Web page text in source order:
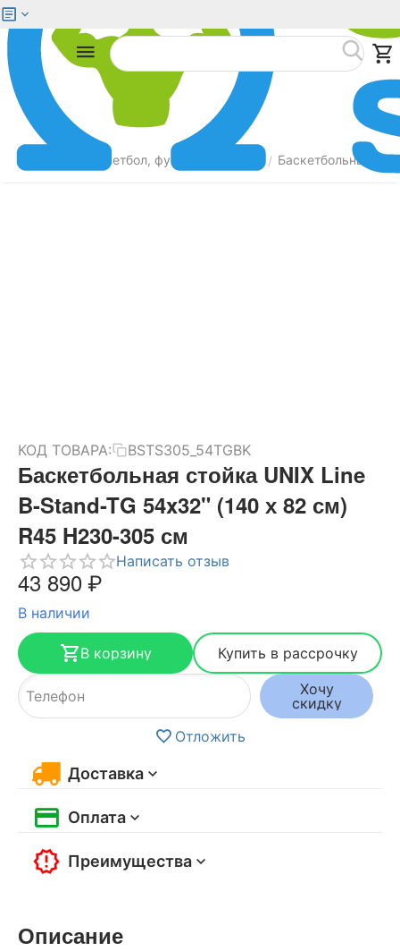
Баскетбол, футбол, волейбол / Баскетбольные
КОД ТОВАРА: BSTS305_54TGBK
Баскетбольная стойка UNIX Line
B-Stand-TG 54x32" (140 х 82 см)
R45 H230-305 см
Написать отзыв
43 890₽
В наличии
В корзину
Купить в рассрочку
Хочу
скидку
Отложить
Доставка
Оплата
Преимущества
Описание
Меню Найти